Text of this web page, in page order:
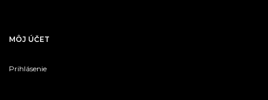
MÔJ ÚČET
Prihlásenie